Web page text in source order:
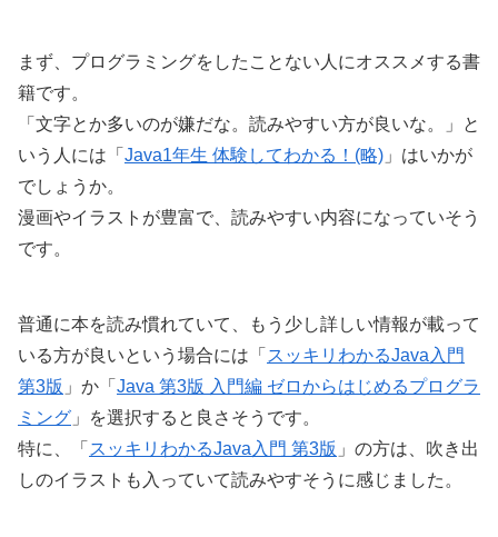
まず、プログラミングをしたことない人にオススメする書
籍です。
「文字とか多いのが嫌だな。読みやすい方が良いな。」と
いう人には「 Java1年生 体験してわかる！(略) 」はいかが
でしょうか。
漫画やイラストが豊富で、読みやすい内容になっていそう
です。
普通に本を読み慣れていて、もう少し詳しい情報が載って
いる方が良いという場合には「 スッキリわかるJava入門
第3版 」か「 Java 第3版 入門編 ゼロからはじめるプログラ
ミング 」を選択すると良さそうです。
特に、「 スッキリわかるJava入門 第3版 」の方は、吹き出
しのイラストも入っていて読みやすそうに感じました。